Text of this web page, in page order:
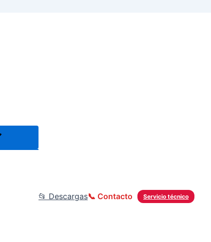
📂 Descargas Servicio técnico
📞 Contacto